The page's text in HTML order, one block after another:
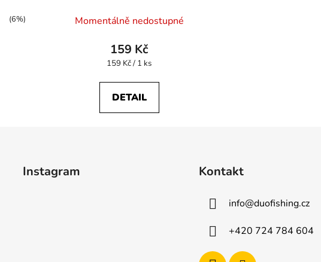
(6%) Momentálně nedostupné
159 Kč
Měrná
159 Kč / 1 ks
DETAIL
Instagram Kontakt
info@duofishing.cz
+420 724 784 604